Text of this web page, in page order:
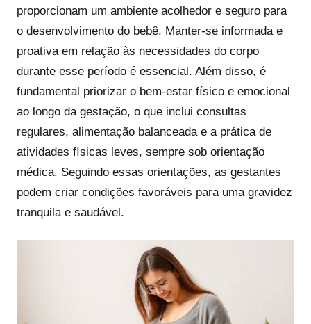
proporcionam um ambiente acolhedor e seguro para
o desenvolvimento do bebê. Manter-se informada e
proativa em relação às necessidades do corpo
durante esse período é essencial. Além disso, é
fundamental priorizar o bem-estar físico e emocional
ao longo da gestação, o que inclui consultas
regulares, alimentação balanceada e a prática de
atividades físicas leves, sempre sob orientação
médica. Seguindo essas orientações, as gestantes
podem criar condições favoráveis para uma gravidez
tranquila e saudável.